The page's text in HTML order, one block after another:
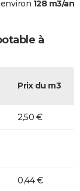
128 m3/an
à
Prix du m3
2,50 €
0,44 €